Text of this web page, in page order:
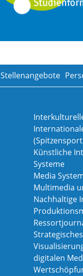
Stellenangebote
Künstliche
Systeme
Media
Multimedia
Nachhaltige
digitalen